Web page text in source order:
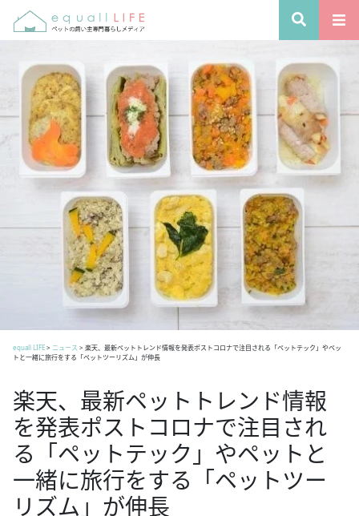
equall LIFE> ニュース > 楽天、最新ペットトレンド情報を発表ポストコロナで注目される「ペットテック」やペッ
トと一緒に旅行をする「ペットツーリズム」が伸長
楽天、最新ペットトレンド情報
を発表ポストコロナで注目され
る「ペットテック」やペットと
一緒に旅行をする「ペットツー
リズム」が伸長